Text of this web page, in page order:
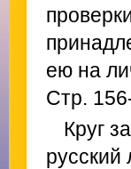
ею на
Стр.
Круг
русский